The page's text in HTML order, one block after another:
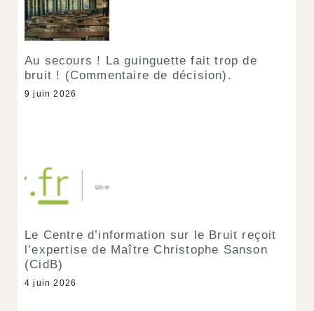
Au secours ! La guinguette fait trop de
bruit ! (Commentaire de décision).
9 juin 2026
Le Centre d’information sur le Bruit reçoit
l’expertise de Maître Christophe Sanson
(CidB)
4 juin 2026